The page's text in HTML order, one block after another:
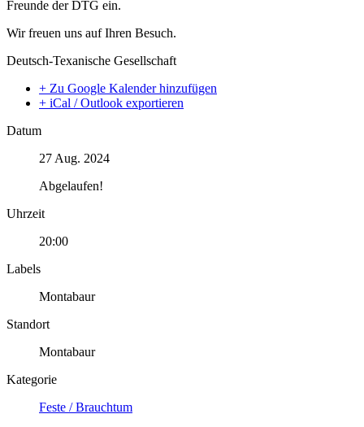
Freunde der DTG ein.
Wir freuen uns auf Ihren Besuch.
Deutsch-Texanische Gesellschaft
+ Zu Google Kalender hinzufügen
+ iCal / Outlook exportieren
Datum
27 Aug. 2024
Abgelaufen!
Uhrzeit
20:00
Labels
Montabaur
Standort
Montabaur
Kategorie
Feste / Brauchtum